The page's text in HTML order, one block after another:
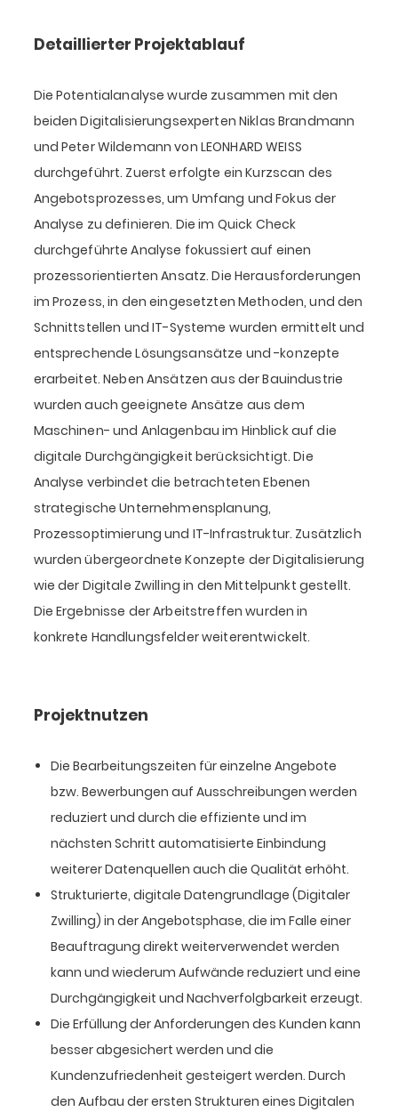
Detaillierter Projektablauf
Die Potentialanalyse wurde zusammen mit den
beiden Digitalisierungsexperten Niklas Brandmann
und Peter Wildemann von LEONHARD WEISS
durchgeführt. Zuerst erfolgte ein Kurzscan des
Angebotsprozesses, um Umfang und Fokus der
Analyse zu definieren. Die im Quick Check
durchgeführte Analyse fokussiert auf einen
prozessorientierten Ansatz. Die Herausforderungen
im Prozess, in den eingesetzten Methoden, und den
Schnittstellen und IT-Systeme wurden ermittelt und
entsprechende Lösungsansätze und -konzepte
erarbeitet. Neben Ansätzen aus der Bauindustrie
wurden auch geeignete Ansätze aus dem
Maschinen- und Anlagenbau im Hinblick auf die
digitale Durchgängigkeit berücksichtigt. Die
Analyse verbindet die betrachteten Ebenen
strategische Unternehmensplanung,
Prozessoptimierung und IT-Infrastruktur. Zusätzlich
wurden übergeordnete Konzepte der Digitalisierung
wie der Digitale Zwilling in den Mittelpunkt gestellt.
Die Ergebnisse der Arbeitstreffen wurden in
konkrete Handlungsfelder weiterentwickelt.
Projektnutzen
Die Bearbeitungszeiten für einzelne Angebote
bzw. Bewerbungen auf Ausschreibungen werden
reduziert und durch die effiziente und im
nächsten Schritt automatisierte Einbindung
weiterer Datenquellen auch die Qualität erhöht.
Strukturierte, digitale Datengrundlage (Digitaler
Zwilling) in der Angebotsphase, die im Falle einer
Beauftragung direkt weiterverwendet werden
kann und wiederum Aufwände reduziert und eine
Durchgängigkeit und Nachverfolgbarkeit erzeugt.
Die Erfüllung der Anforderungen des Kunden kann
besser abgesichert werden und die
Kundenzufriedenheit gesteigert werden. Durch
den Aufbau der ersten Strukturen eines Digitalen